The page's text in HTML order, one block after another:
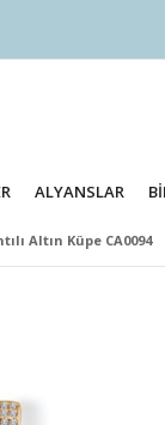
ALYANSLAR
Altın Küpe CA0094